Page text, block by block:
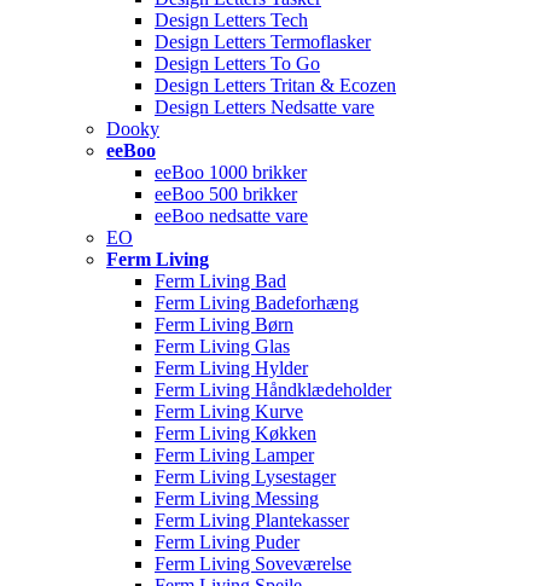
Design Letters Tech
Design Letters Termoflasker
Design Letters To Go
Design Letters Tritan & Ecozen
Design Letters Nedsatte vare
Dooky
eeBoo
eeBoo 1000 brikker
eeBoo 500 brikker
eeBoo nedsatte vare
EO
Ferm Living
Ferm Living Bad
Ferm Living Badeforhæng
Ferm Living Børn
Ferm Living Glas
Ferm Living Hylder
Ferm Living Håndklædeholder
Ferm Living Kurve
Ferm Living Køkken
Ferm Living Lamper
Ferm Living Lysestager
Ferm Living Messing
Ferm Living Plantekasser
Ferm Living Puder
Ferm Living Soveværelse